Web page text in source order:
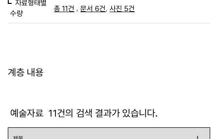
자료형태별
수량
총 11건 , 문서 6건 사진 5건
계층 내용
예술자료 11건의 검색 결과가 있습니다.